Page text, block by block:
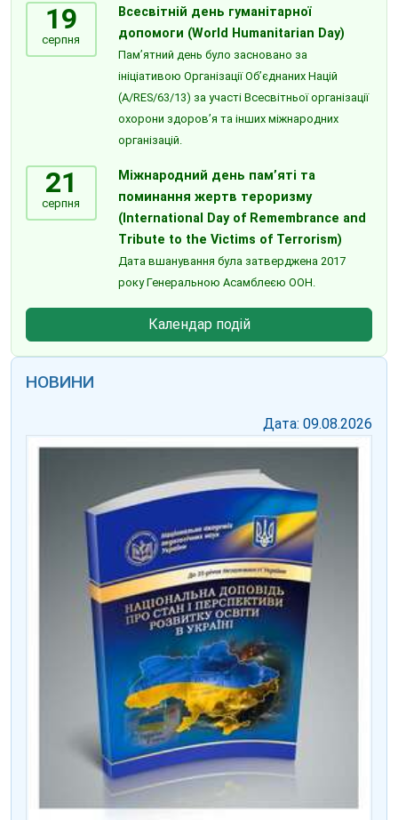
19
серпня
Всесвітній день гуманітарної
допомоги (World Humanitarian Day)
Пам’ятний день було засновано за
ініціативою Організації Об’єднаних Націй
(A/RES/63/13) за участі Всесвітньої організації
охорони здоров’я та інших міжнародних
організацій.
21
серпня
Міжнародний день пам’яті та
поминання жертв тероризму
(International Day of Remembrance and
Tribute to the Victims of Terrorism)
Дата вшанування була затверджена 2017
року Генеральною Асамблеєю ООН.
Календар подій
НОВИНИ
Дата: 09.08.2026